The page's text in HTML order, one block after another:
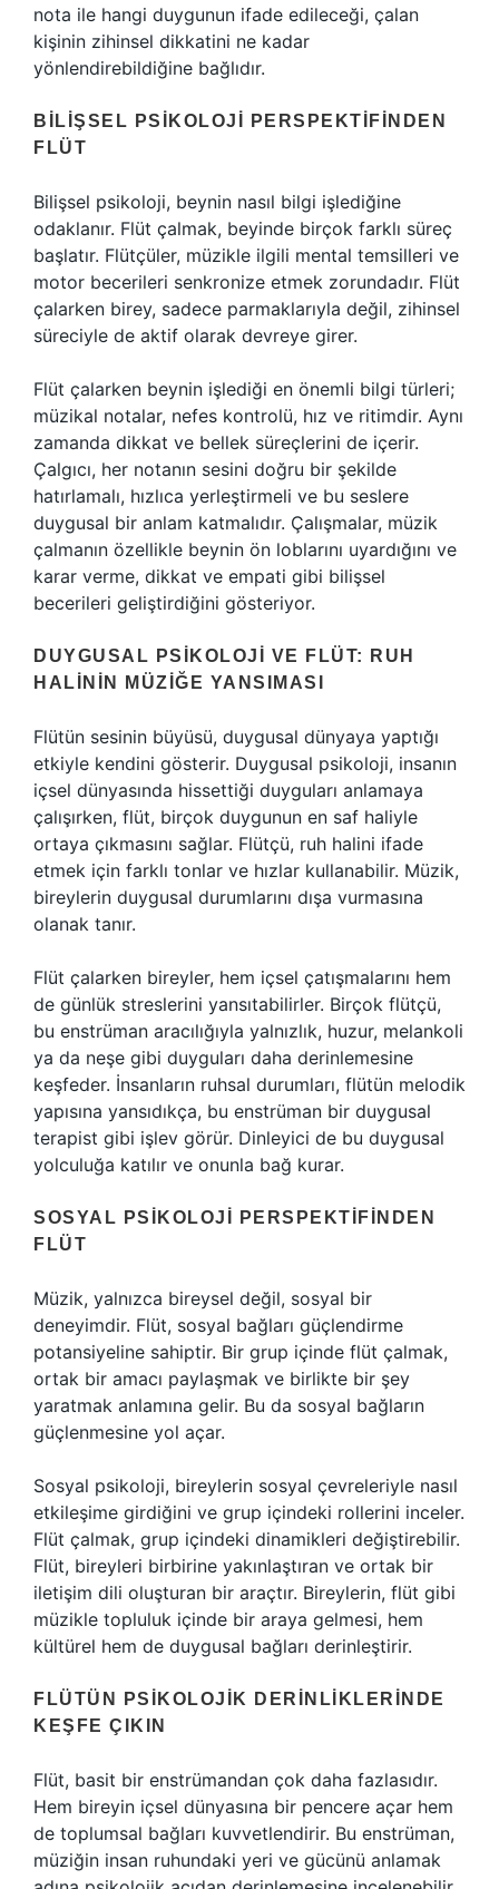
nota ile hangi duygunun ifade edileceği, çalan
kişinin zihinsel dikkatini ne kadar
yönlendirebildiğine bağlıdır.
BILIŞSEL PSIKOLOJI PERSPEKTIFINDEN
FLÜT
Bilişsel psikoloji, beynin nasıl bilgi işlediğine
odaklanır. Flüt çalmak, beyinde birçok farklı süreç
başlatır. Flütçüler, müzikle ilgili mental temsilleri ve
motor becerileri senkronize etmek zorundadır. Flüt
çalarken birey, sadece parmaklarıyla değil, zihinsel
süreciyle de aktif olarak devreye girer.
Flüt çalarken beynin işlediği en önemli bilgi türleri;
müzikal notalar, nefes kontrolü, hız ve ritimdir. Aynı
zamanda dikkat ve bellek süreçlerini de içerir.
Çalgıcı, her notanın sesini doğru bir şekilde
hatırlamalı, hızlıca yerleştirmeli ve bu seslere
duygusal bir anlam katmalıdır. Çalışmalar, müzik
çalmanın özellikle beynin ön loblarını uyardığını ve
karar verme, dikkat ve empati gibi bilişsel
becerileri geliştirdiğini gösteriyor.
DUYGUSAL PSIKOLOJI VE FLÜT: RUH
HALININ MÜZIĞE YANSIMASI
Flütün sesinin büyüsü, duygusal dünyaya yaptığı
etkiyle kendini gösterir. Duygusal psikoloji, insanın
içsel dünyasında hissettiği duyguları anlamaya
çalışırken, flüt, birçok duygunun en saf haliyle
ortaya çıkmasını sağlar. Flütçü, ruh halini ifade
etmek için farklı tonlar ve hızlar kullanabilir. Müzik,
bireylerin duygusal durumlarını dışa vurmasına
olanak tanır.
Flüt çalarken bireyler, hem içsel çatışmalarını hem
de günlük streslerini yansıtabilirler. Birçok flütçü,
bu enstrüman aracılığıyla yalnızlık, huzur, melankoli
ya da neşe gibi duyguları daha derinlemesine
keşfeder. İnsanların ruhsal durumları, flütün melodik
yapısına yansıdıkça, bu enstrüman bir duygusal
terapist gibi işlev görür. Dinleyici de bu duygusal
yolculuğa katılır ve onunla bağ kurar.
SOSYAL PSIKOLOJI PERSPEKTIFINDEN
FLÜT
Müzik, yalnızca bireysel değil, sosyal bir
deneyimdir. Flüt, sosyal bağları güçlendirme
potansiyeline sahiptir. Bir grup içinde flüt çalmak,
ortak bir amacı paylaşmak ve birlikte bir şey
yaratmak anlamına gelir. Bu da sosyal bağların
güçlenmesine yol açar.
Sosyal psikoloji, bireylerin sosyal çevreleriyle nasıl
etkileşime girdiğini ve grup içindeki rollerini inceler.
Flüt çalmak, grup içindeki dinamikleri değiştirebilir.
Flüt, bireyleri birbirine yakınlaştıran ve ortak bir
iletişim dili oluşturan bir araçtır. Bireylerin, flüt gibi
müzikle topluluk içinde bir araya gelmesi, hem
kültürel hem de duygusal bağları derinleştirir.
FLÜTÜN PSIKOLOJIK DERINLIKLERINDE
KEŞFE ÇIKIN
Flüt, basit bir enstrümandan çok daha fazlasıdır.
Hem bireyin içsel dünyasına bir pencere açar hem
de toplumsal bağları kuvvetlendirir. Bu enstrüman,
müziğin insan ruhundaki yeri ve gücünü anlamak